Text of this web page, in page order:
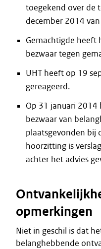
toegekend over de
december 2014
Gemachtigde heeft
bezwaar tegen
UHT heeft op 19
gereageerd.
Op 31 januari
bezwaar van
plaatsgevonden bij
hoorzitting is
achter het advies
opmerkingen
Niet in geschil is dat
belanghebbende